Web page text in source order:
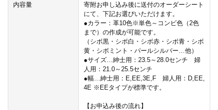
内容量
寄附お申し込み後に送付のオーダーシート
にて、下記お選びいただけます。
●カラー：革10色※単色～コンビ色（2色
まで）の作成が可能です。
（シボ黒・シボ白・シボ赤・シボ青・シボ
黄・シボミント・パールシルバー…他）
●サイズ…紳士用：23.5～28.0センチ 婦
人用：21.0～25.5センチ
●幅…紳士用：E,EE,3E,F 婦人用：D,EE,
4E ※EEタイプが標準です。
【お申込み後の流れ】